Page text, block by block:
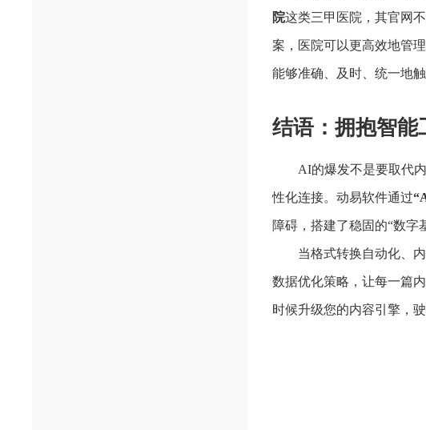
院这类三甲医院，其官网
案，医院可以更高效地管
能够准确、及时、统一地触
结语：拥抱智能
AI的爆发不是要取代
性化连接。动易软件通过
障碍，搭建了稳固的“数字
当格式转换自动化、
数据优化策略，让每一篇
时候升级您的内容引擎，